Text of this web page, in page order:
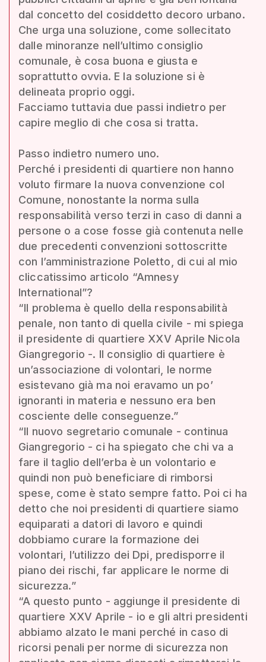
dal concetto del cosiddetto decoro urbano.
Che urga una soluzione, come sollecitato
dalle minoranze nell’ultimo consiglio
comunale, è cosa buona e giusta e
soprattutto ovvia. E la soluzione si è
delineata proprio oggi.
Facciamo tuttavia due passi indietro per
capire meglio di che cosa si tratta.
Passo indietro numero uno.
Perché i presidenti di quartiere non hanno
voluto firmare la nuova convenzione col
Comune, nonostante la norma sulla
responsabilità verso terzi in caso di danni a
persone o a cose fosse già contenuta nelle
due precedenti convenzioni sottoscritte
con l’amministrazione Poletto, di cui al mio
cliccatissimo articolo “Amnesy
International”?
“Il problema è quello della responsabilità
penale, non tanto di quella civile - mi spiega
il presidente di quartiere XXV Aprile Nicola
Giangregorio -. Il consiglio di quartiere è
un’associazione di volontari, le norme
esistevano già ma noi eravamo un po’
ignoranti in materia e nessuno era ben
cosciente delle conseguenze.”
“Il nuovo segretario comunale - continua
Giangregorio - ci ha spiegato che chi va a
fare il taglio dell’erba è un volontario e
quindi non può beneficiare di rimborsi
spese, come è stato sempre fatto. Poi ci ha
detto che noi presidenti di quartiere siamo
equiparati a datori di lavoro e quindi
dobbiamo curare la formazione dei
volontari, l’utilizzo dei Dpi, predisporre il
piano dei rischi, far applicare le norme di
sicurezza.”
“A questo punto - aggiunge il presidente di
quartiere XXV Aprile - io e gli altri presidenti
abbiamo alzato le mani perché in caso di
ricorsi penali per norme di sicurezza non